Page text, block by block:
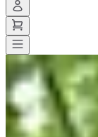
Todas las carreras>
Fecha por confirmar